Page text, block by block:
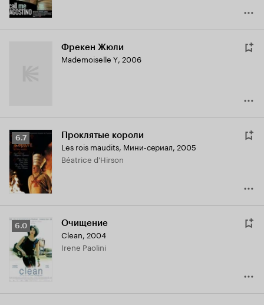
Фрекен Жюли
Mademoiselle Y, 2006
Рейтинг
Кинопоиска
6.7
6.7 Проклятые короли
Les rois maudits, Мини-сериал, 2005
Béatrice d'Hirson
Рейтинг
Кинопоиска
6.0
6.0 Очищение
Clean, 2004
Irene Paolini